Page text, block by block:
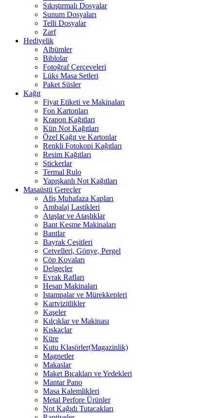
Sıkıştırmalı Dosyalar
Sunum Dosyaları
Telli Dosyalar
Zarf
Hediyelik
Albümler
Biblolar
Fotoğraf Çerçeveleri
Lüks Masa Setleri
Paket Süsler
Kağıt
Fiyat Etiketi ve Makinaları
Fon Kartonları
Krapon Kağıtları
Küp Not Kağıtları
Özel Kağıt ve Kartonlar
Renkli Fotokopi Kağıtları
Resim Kağıtları
Stickerlar
Termal Rulo
Yapışkanlı Not Kağıtları
Masaüstü Gereçler
Afiş Muhafaza Kapları
Ambalaj Lastikleri
Ataşlar ve Ataşlıklar
Bant Kesme Makinaları
Bantlar
Bayrak Çeşitleri
Cetvelleri, Gönye, Pergel
Çöp Kovaları
Delgeçler
Evrak Rafları
Hesap Makinaları
Istampalar ve Mürekkepleri
Kartvizitlikler
Kaşeler
Kılçıklar ve Makinası
Kıskaçlar
Küre
Kutu Klasörler(Magazinlik)
Magnetler
Makaslar
Maket Bıçakları ve Yedekleri
Mantar Pano
Masa Kalemlikleri
Metal Perfore Ürünler
Not Kağıdı Tutacakları